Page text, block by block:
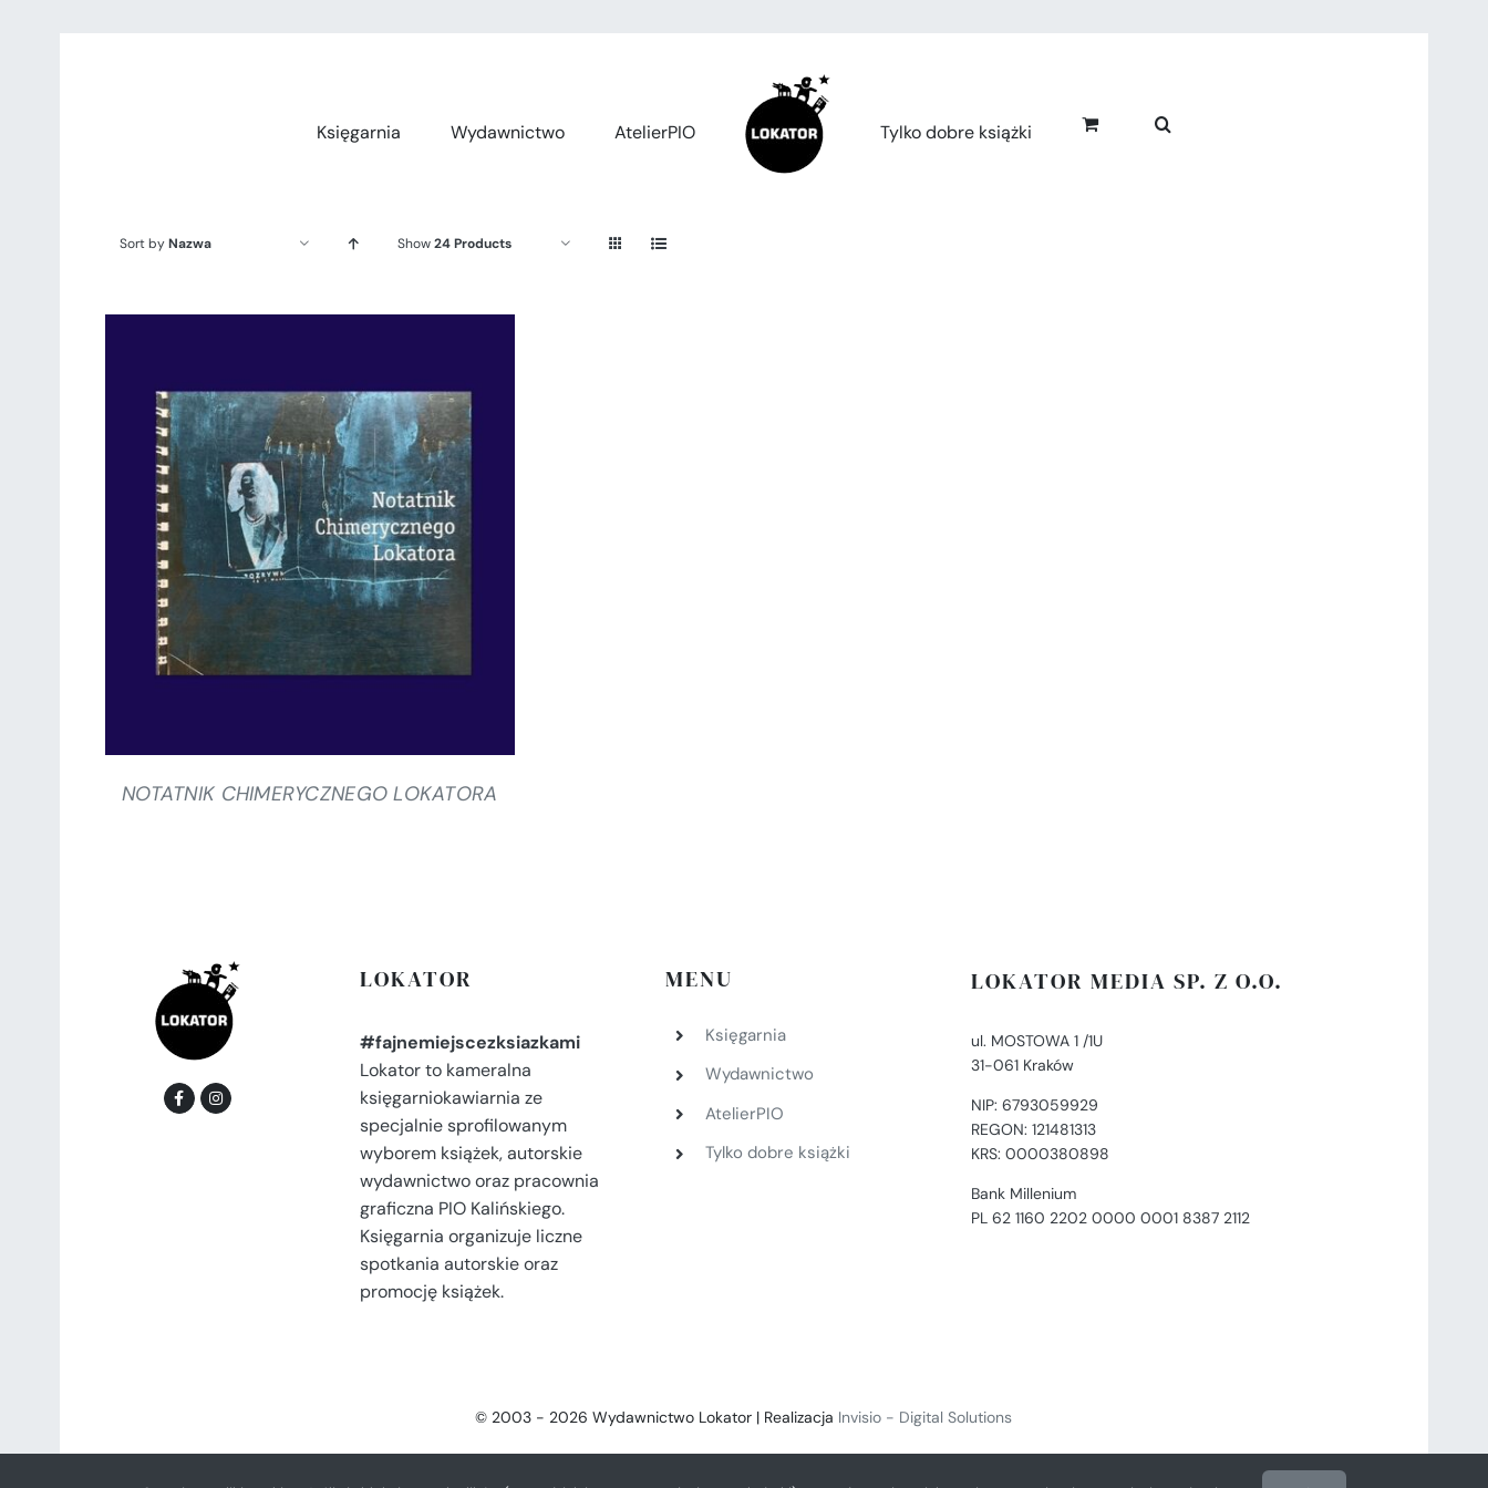
Księgarnia
Wydawnictwo AtelierPIO Tylko dobre książki
Sort byNazwa Show24 Products
SZCZEGÓŁY
NOTATNIK CHIMERYCZNEGO LOKATORA
LOKATOR
#fajnemiejscezksiazkami
Lokator to kameralna
księgarniokawiarnia ze
specjalnie sprofilowanym
wyborem książek, autorskie
wydawnictwo oraz pracownia
graficzna PIO Kalińskiego.
Księgarnia organizuje liczne
spotkania autorskie oraz
promocję książek.
MENU
Księgarnia
Wydawnictwo
AtelierPIO
Tylko dobre książki
LOKATOR MEDIA SP. Z O.O.
ul. MOSTOWA 1 /1U
31-061 Kraków
NIP: 6793059929
REGON: 121481313
KRS: 0000380898
Bank Millenium
PL 62 1160 2202 0000 0001 8387 2112
© 2003 - 2026 Wydawnictwo Lokator | Realizacja Invisio - Digital Solutions